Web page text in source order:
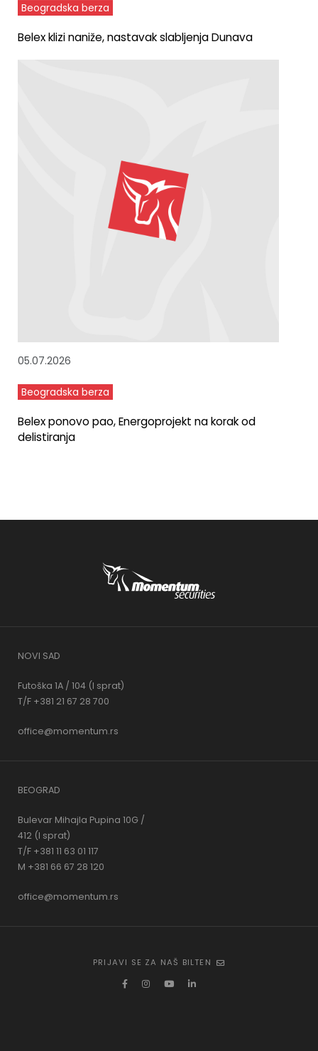
Beogradska berza
Belex klizi naniže, nastavak slabljenja Dunava
05.07.2026
Beogradska berza
Belex ponovo pao, Energoprojekt na korak od
delistiranja
NOVI SAD
Futoška 1A / 104 (I sprat)
T/F +381 21 67 28 700
office@momentum.rs
BEOGRAD
Bulevar Mihajla Pupina 10G /
412 (I sprat)
T/F +381 11 63 01 117
M +381 66 67 28 120
office@momentum.rs
PRIJAVI SE ZA NAŠ BILTEN